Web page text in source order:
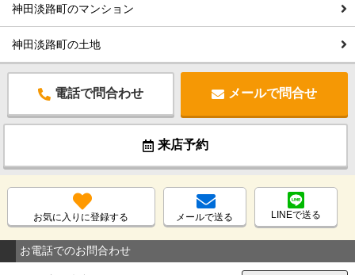
神田淡路町のマンション
神田淡路町の土地
電話で問合わせ メールで問合せ
来店予約
お気に入りに登録する メールで送る LINEで送る
お電話でのお問合わせ